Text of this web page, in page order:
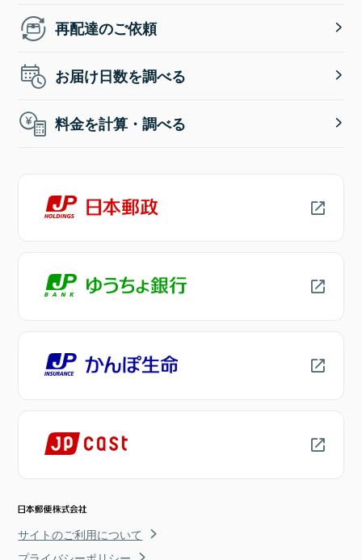
再配達のご依頼
お届け日数を調べる
料金を計算・調べる
サイトのご利用について